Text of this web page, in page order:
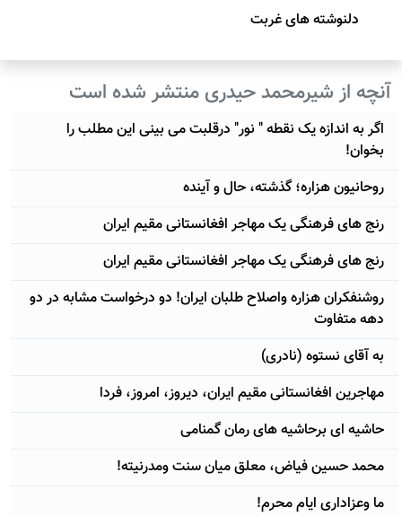
دلنوشته های غربت
آنچه از شیرمحمد حیدری منتشر شده است
اگر به اندازه یک نقطه " نور" درقلبت می بینی این مطلب را
بخوان!
روحانیون هزاره؛ گذشته، حال و آینده
رنج های فرهنگی یک مهاجر افغانستانی مقیم ایران
رنج های فرهنگی یک مهاجر افغانستانی مقیم ایران
روشنفکران هزاره واصلاح طلبان ایران! دو درخواست مشابه در دو
دهه متفاوت
به آقای نستوه (نادری)
مهاجرین افغانستانی مقیم ایران، دیروز، امروز، فردا
حاشیه ای برحاشیه های رمان گمنامی
محمد حسین فیاض، معلق میان سنت ومدرنیته!
ما وعزاداری ایام محرم!